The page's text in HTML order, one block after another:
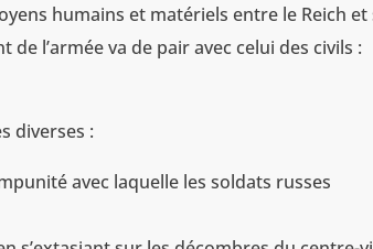
humains et matériels entre le Reich et
l’armée va de pair avec celui des civils :
diverses :
avec laquelle les soldats russes